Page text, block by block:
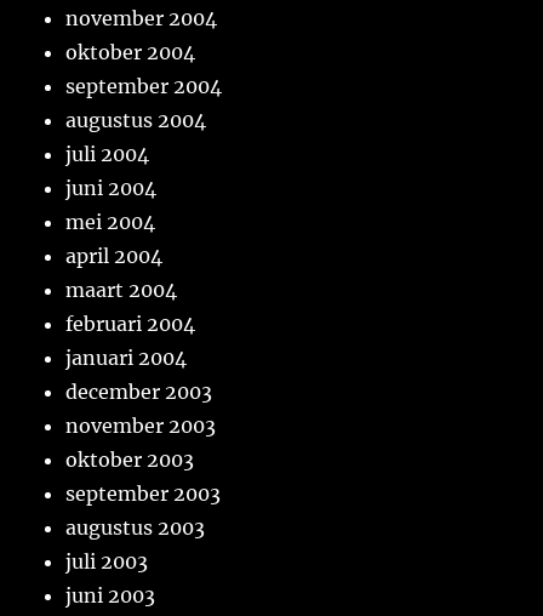
november 2004
oktober 2004
september 2004
augustus 2004
juli 2004
juni 2004
mei 2004
april 2004
maart 2004
februari 2004
januari 2004
december 2003
november 2003
oktober 2003
september 2003
augustus 2003
juli 2003
juni 2003